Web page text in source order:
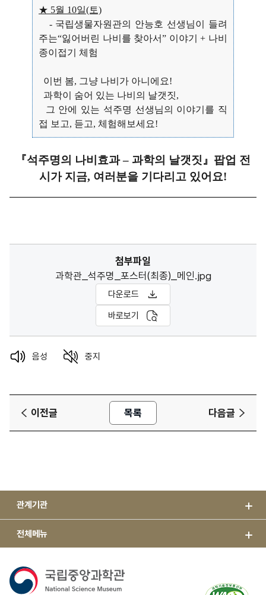
★ 5월 10일(토)
- 국립생물자원관의 안능호 선생님이 들려
주는“잃어버린 나비를 찾아서” 이야기 + 나비
종이접기 체험
이번 봄, 그냥 나비가 아니에요!
과학이 숨어 있는 나비의 날갯짓,
그 안에 있는 석주명 선생님의 이야기를 직
접 보고, 듣고, 체험해보세요!
『석주명의 나비효과 – 과학의 날갯짓』팝업 전
시가 지금, 여러분을 기다리고 있어요!
첨부파일
과학관_석주명_포스터(최종)_메인.jpg
다운로드
바로보기
음성 중지
이전글 목록 다음글
관계기관
전체메뉴